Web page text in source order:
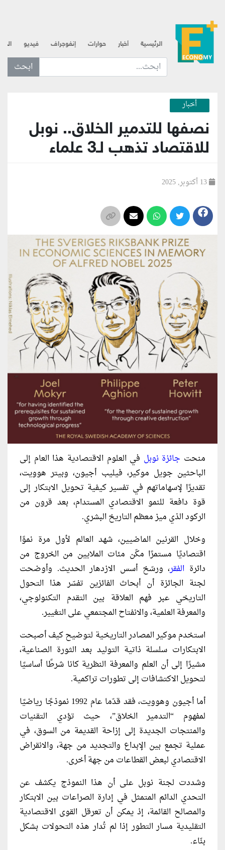
الرئيسية أخبار حوارات إنفوجراف فيديو
ابحث عن... :
أخبار
نصفها للتدمير الخلاق.. نوبل
للاقتصاد تذهب لـ3 علماء
منحت جائزة نوبل في العلوم الاقتصادية هذا العام إلى
الباحثين جويل موكير، فيليب أجيون، وبيتر هوويت،
تقديرًا لإسهاماتهم في تفسير كيفية تحويل الابتكار إلى
قوة دافعة للنمو الاقتصادي المستدام، بعد قرون من
الركود الذي ميز معظم التاريخ البشري.
وخلال القرنين الماضيين، شهد العالم لأول مرة نموًا
اقتصاديًا مستمرًا مكّن مئات الملايين من الخروج من
دائرة الفقر، ورسّخ أسس الازدهار الحديث. وأوضحت
لجنة الجائزة أن أبحاث الفائزين تفسّر هذا التحول
التاريخي عبر فهم العلاقة بين التقدم التكنولوجي،
والمعرفة العلمية، والانفتاح المجتمعي على التغيير.
استخدم موكير المصادر التاريخية لتوضيح كيف أصبحت
الابتكارات سلسلة ذاتية التوليد بعد الثورة الصناعية،
مشيرًا إلى أن العلم والمعرفة النظرية كانا شرطًا أساسيًا
لتحويل الاكتشافات إلى تطورات تراكمية.
أما أجيون وهوويت، فقد قدّما عام 1992 نموذجًا رياضيًا
لمفهوم “التدمير الخلاق”، حيث تؤدي التقنيات
والمنتجات الجديدة إلى إزاحة القديمة من السوق، في
عملية تجمع بين الإبداع والتجديد من جهة، والانقراض
الاقتصادي لبعض القطاعات من جهة أخرى.
وشددت لجنة نوبل على أن هذا النموذج يكشف عن
التحدي الدائم المتمثل في إدارة الصراعات بين الابتكار
والمصالح القائمة، إذ يمكن أن تعرقل القوى الاقتصادية
التقليدية مسار التطور إذا لم تُدار هذه التحولات بشكل
بنّاء.